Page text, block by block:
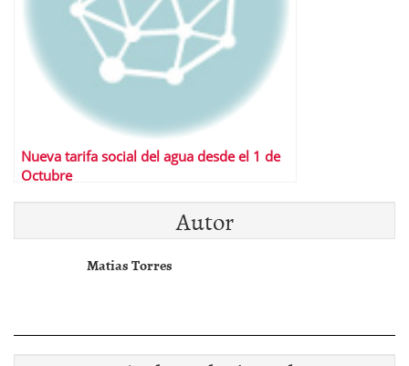
Nueva tarifa social del agua desde el 1 de
Octubre
Autor
Matias Torres